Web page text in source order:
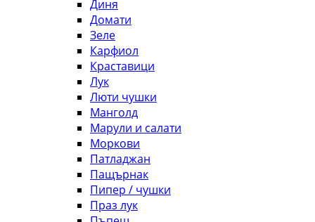
Диня
Домати
Зеле
Карфиол
Краставици
Лук
Люти чушки
Манголд
Марули и салати
Моркови
Патладжан
Пащърнак
Пипер / чушки
Праз лук